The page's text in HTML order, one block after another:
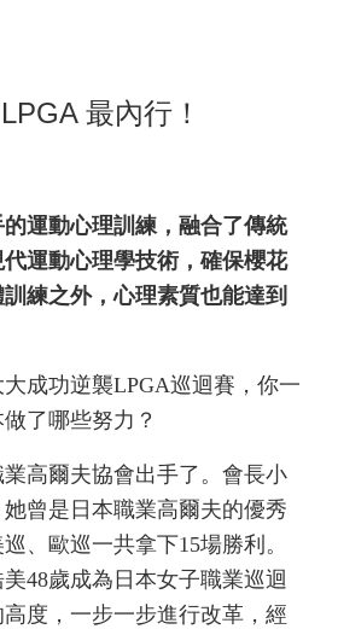
最內行！
的運動心理訓練，融合了傳統
代運動心理學技術，確保櫻花
練之外，心理素質也能達到
成功逆襲LPGA巡迴賽，你一
了哪些努力？
高爾夫協會出手了。會長小
曾是日本職業高爾夫的優秀
、歐巡一共拿下15場勝利。
48歲成為日本女子職業巡迴
度，一步一步進行改革，經